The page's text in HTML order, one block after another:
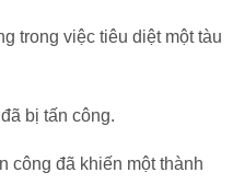
trong việc tiêu diệt một tàu
bị tấn công.
công đã khiến một thành